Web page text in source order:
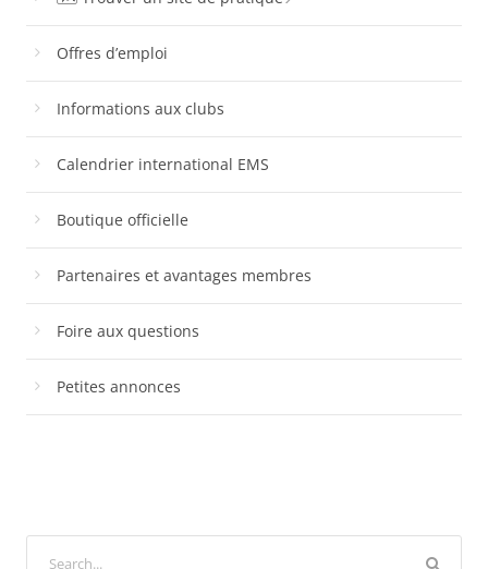
Offres d’emploi
Informations aux clubs
Calendrier international EMS
Boutique officielle
Partenaires et avantages membres
Foire aux questions
Petites annonces